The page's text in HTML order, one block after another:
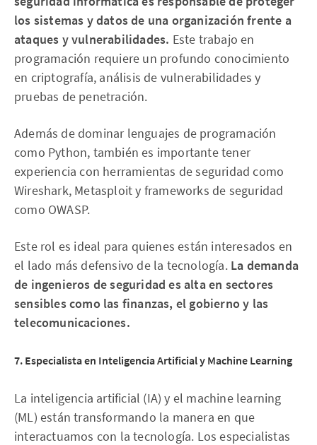
los sistemas y datos de una organización frente a
ataques y vulnerabilidades. Este trabajo en
programación requiere un profundo conocimiento
en criptografía, análisis de vulnerabilidades y
pruebas de penetración.
Además de dominar lenguajes de programación
como Python, también es importante tener
experiencia con herramientas de seguridad como
Wireshark, Metasploit y frameworks de seguridad
como OWASP.
Este rol es ideal para quienes están interesados en
el lado más defensivo de la tecnología.La demanda
de ingenieros de seguridad es alta en sectores
sensibles como las finanzas, el gobierno y las
telecomunicaciones.
7. Especialista en Inteligencia Artificial y Machine Learning
La inteligencia artificial (IA) y el machine learning
(ML) están transformando la manera en que
interactuamos con la tecnología. Los especialistas